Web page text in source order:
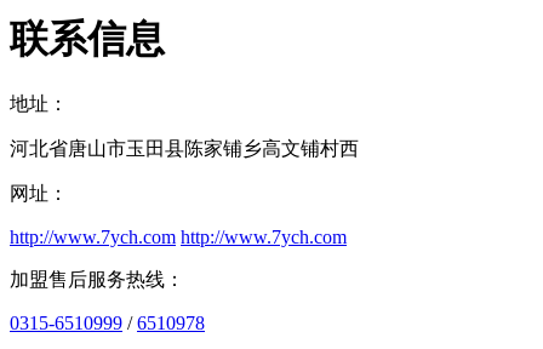
联系信息
地址：
河北省唐山市玉田县陈家铺乡高文铺村西
网址：
http://www.7ych.com http://www.7ych.com
加盟售后服务热线：
0315-6510999 /6510978